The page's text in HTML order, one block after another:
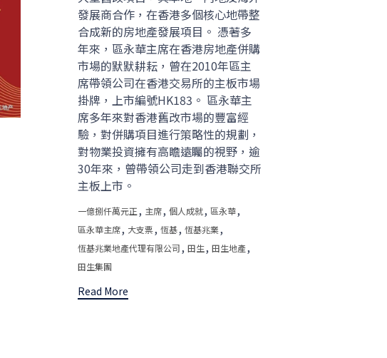
發展商合作，在香港多個核心地帶整
合成新的房地產發展項目。 憑著多
年來，區永華主席在香港房地產併購
市場的默默耕耘，曾在2010年區主
席帶領公司在香港交易所的主板市場
掛牌，上市編號HK183。 區永華主
席多年來對香港舊改市場的豐富經
驗，對併購項目進行策略性的規劃，
對物業投資擁有高瞻遠矚的視野，逾
30年來，曾帶領公司走到香港聯交所
主板上市。
Tags
一億捌仟萬元正, 主席,個人成就,區永華,
區永華主席, 大支票,恆基,恆基兆業,
恆基兆業地產代理有限公司,田生,田生地產,
田生集團
Read More